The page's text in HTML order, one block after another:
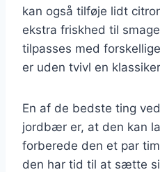
kan også tilføje lidt
ekstra friskhed til
tilpasses med
er uden tvivl en
En af de bedste ting
jordbær er, at den kan
forberede den et par
den har tid til at sætte